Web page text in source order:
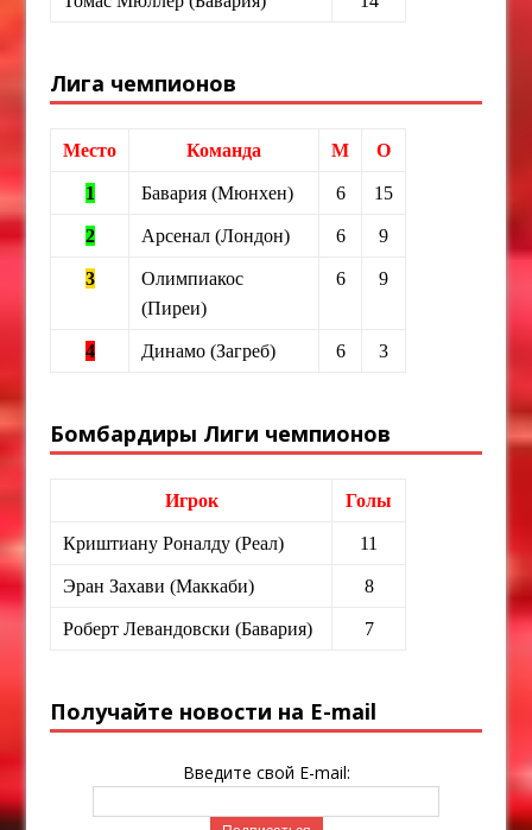
Лига чемпионов
Место Команда М О
1 Бавария (Мюнхен) 6 15
2 Арсенал (Лондон) 6 9
3
Олимпиакос
(Пиреи)
6 9
4 Динамо (Загреб) 6 3
Бомбардиры Лиги чемпионов
Игрок Голы
Криштиану Роналду (Реал) 11
Эран Захави (Маккаби) 8
Роберт Левандовски (Бавария) 7
Получайте новости на E-mail
Введите свой E-mail: